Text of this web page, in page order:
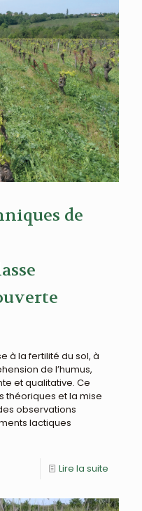
de
à la fertilité du sol, à
de l’humus,
et qualitative. Ce
théoriques et la mise
observations
lactiques
Lire la suite